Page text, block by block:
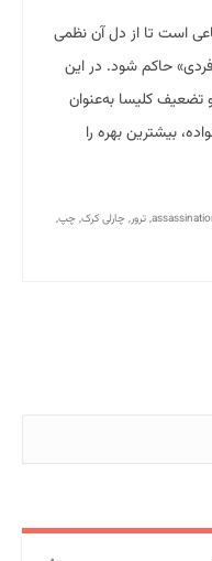
است تا از دل آن نظمی
حاکم شود. در این
تضعیف کلیسا به‌عنوان
بیشترین بهره را
, ترور, چارلی کرک, چپ,